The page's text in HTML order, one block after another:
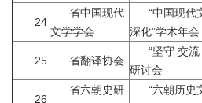
24
省中国现代
文学学会
“中国现代
深化”学术年会
25 省翻译协会
“坚守 交
研讨会
26
省六朝史研
“六朝历史